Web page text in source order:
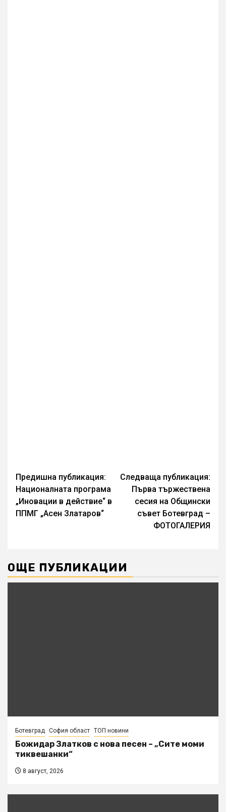
Continue
Reading
Предишна публикация:
Националната програма
„Иновации в действие“ в
ППМГ „Асен Златаров“
Следваща публикация:
Първа тържествена
сесия на Общински
съвет Ботевград –
ФОТОГАЛЕРИЯ
ОЩЕ ПУБЛИКАЦИИ
Ботевград София област ТОП новини
Божидар Златков с нова песен – „Сите моми
тиквешанки“
8 август, 2026